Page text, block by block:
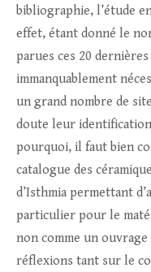
bibliographie, l’étude
effet, étant donné le
parues ces 20
immanquablement
un grand nombre de
doute leur
pourquoi, il faut bien
catalogue des
d’Isthmia permettant
particulier pour le
non comme un
réflexions tant sur le